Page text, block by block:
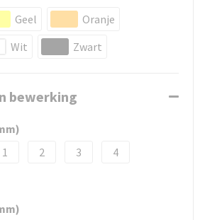
Geel
Oranje
Wit Zwart
bewerking
1 2 3
4